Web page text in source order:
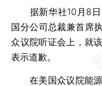
据新华社10月8日
国分公司总裁兼首席
众议院听证会上，就
表示道歉。
在美国众议院能源